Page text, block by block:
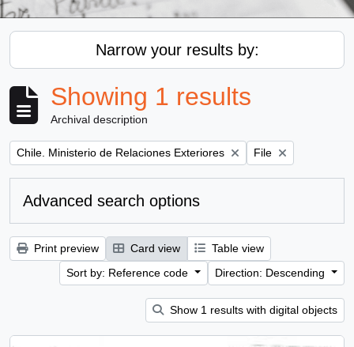
Narrow your results by:
Showing 1 results
Archival description
Remove filter:
Chile. Ministerio de Relaciones Exteriores Remove filter:
File
Advanced search options
Print preview Card view
Table view
Sort by: Reference code
Direction: Descending
Show 1 results with digital objects